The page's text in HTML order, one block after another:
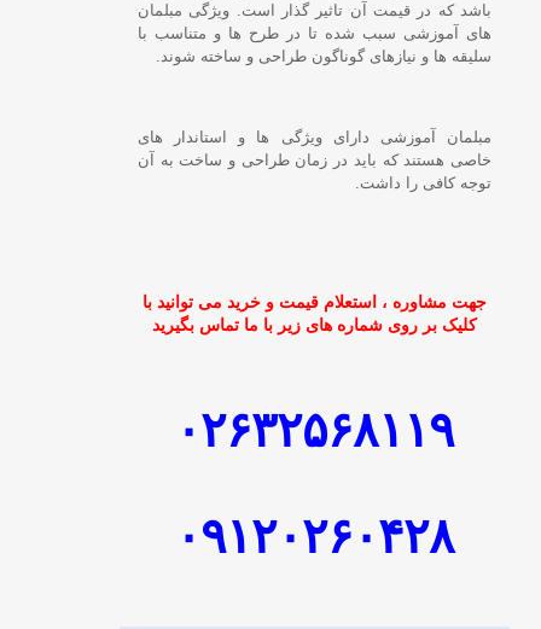
باشد که در قیمت آن تاثیر گذار است. ویژگی مبلمان
های آموزشی سبب شده تا در طرح ها و متناسب با
سلیقه ها و نیازهای گوناگون طراحی و ساخته شوند.
مبلمان آموزشی دارای ویژگی ها و استاندار های
خاصی هستند که باید در زمان طراحی و ساخت به آن
توجه کافی را داشت.
جهت مشاوره ، استعلام قیمت و خرید می توانید با
کلیک بر روی شماره های زیر با ما تماس بگیرید
۰۲۶۳۲۵۶۸۱۱۹
۰۹۱۲۰۲۶۰۴۲۸